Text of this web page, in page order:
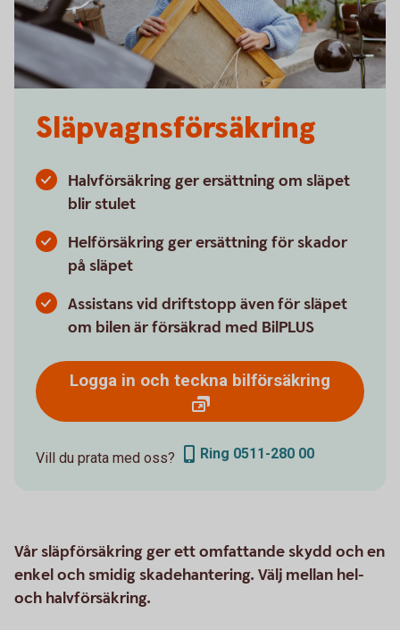
Släpvagnsförsäkring
Halvförsäkring ger ersättning om släpet
blir stulet
Helförsäkring ger ersättning för skador
på släpet
Assistans vid driftstopp även för släpet
om bilen är försäkrad med BilPLUS
Logga in och teckna bilförsäkring
Vill du prata med oss? Ring 0511-280 00
Vår släpförsäkring ger ett omfattande skydd och en
enkel och smidig skadehantering. Välj mellan hel-
och halvförsäkring.